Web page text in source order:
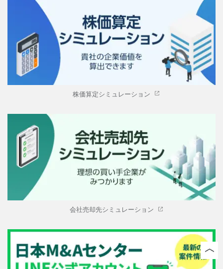
株価算定シミュレーション
会社売却先シミュレーション